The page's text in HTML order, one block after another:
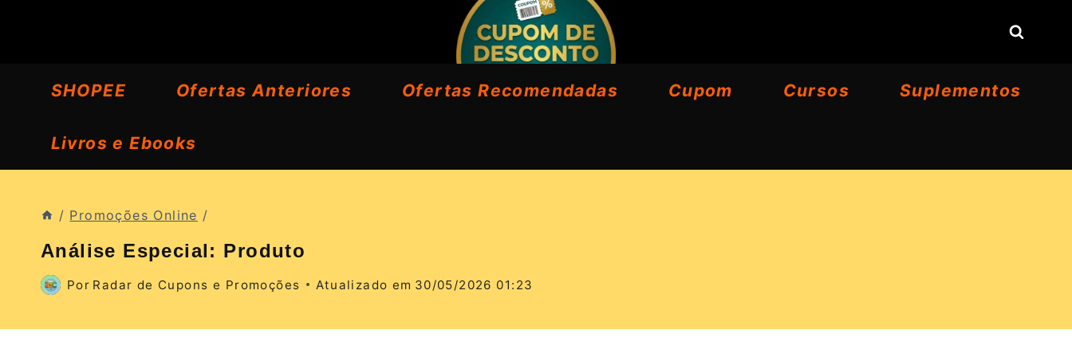
ConteúdoSHOPEE Ofertas Anteriores Ofertas Recomendadas Cupom Cursos Suplementos
Livros e Ebooks
/ Promoções Online /
Análise Especial: Produto
Por Radar de Cupons e Promoções Atualizado em 30/05/2026 01:23